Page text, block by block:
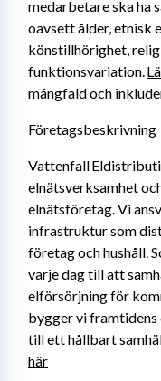
medarbetare ska ha
oavsett ålder, etnisk
könstillhörighet,
funktionsvariation.
mångfald och
Företagsbeskrivning
Vattenfall
elnätsverksamhet
elnätsföretag. Vi
infrastruktur som
företag och hushåll.
varje dag till att
elförsörjning för
bygger vi
till ett hållbart
här